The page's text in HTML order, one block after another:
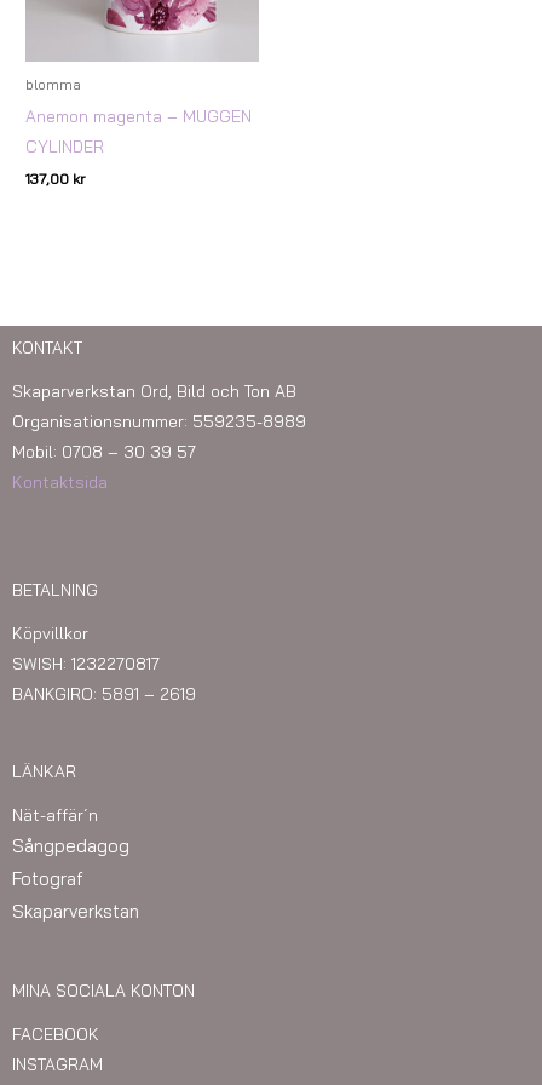
blomma
Anemon magenta – MUGGEN
CYLINDER
137,00 kr
KONTAKT
Skaparverkstan Ord, Bild och Ton AB
Organisationsnummer: 559235-8989
Mobil: 0708 – 30 39 57
Kontaktsida
BETALNING
Köpvillkor
SWISH: 1232270817
BANKGIRO: 5891 – 2619
LÄNKAR
Nät-affär´n
Sångpedagog
Fotograf
Skaparverkstan
MINA SOCIALA KONTON
FACEBOOK
INSTAGRAM